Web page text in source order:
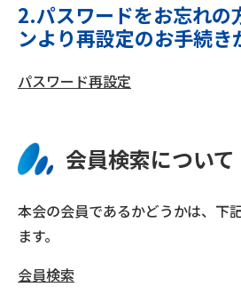
2.パスワードをお忘れの
ンより再設定のお手続き
パスワード再設定
会員検索について
本会の会員であるかどうかは、下
ます。
会員検索